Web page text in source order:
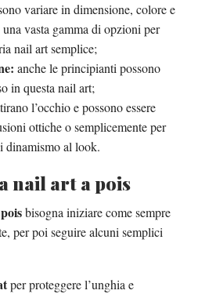
variare in dimensione, colore e
vasta gamma di opzioni per
nail art semplice;
anche le principianti possono
in questa nail art;
l’occhio e possono essere
ottiche o semplicemente per
dinamismo al look.
nail art a pois
bisogna iniziare come sempre
per poi seguire alcuni semplici
per proteggere l’unghia e